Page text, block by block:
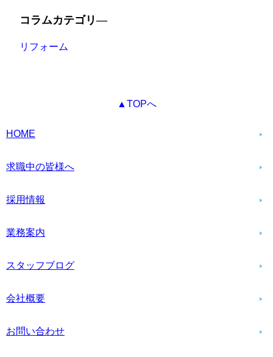
コラムカテゴリ―
リフォーム
▲TOPへ
HOME
求職中の皆様へ
採用情報
業務案内
スタッフブログ
会社概要
お問い合わせ